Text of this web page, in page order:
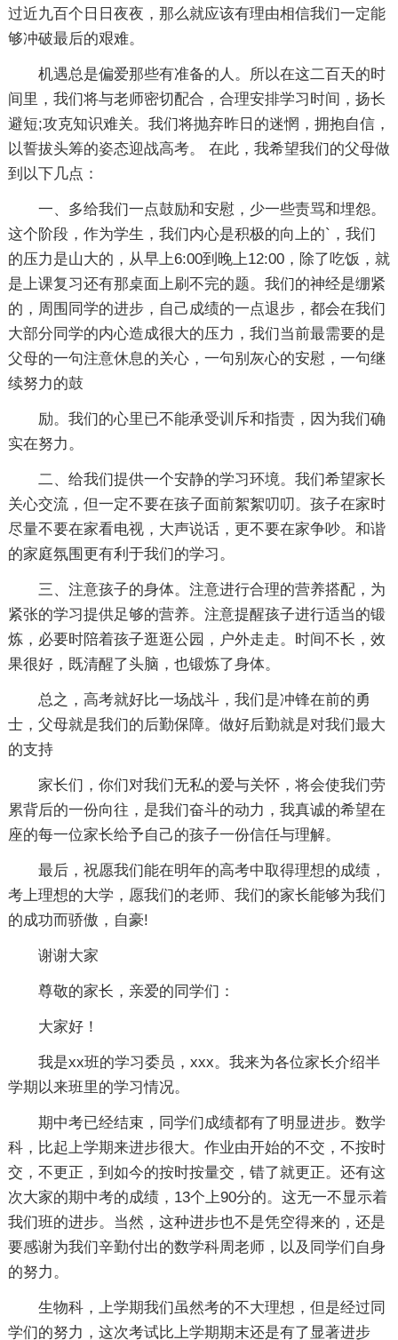
过近九百个日日夜夜，那么就应该有理由相信我们一定能
够冲破最后的艰难。
机遇总是偏爱那些有准备的人。所以在这二百天的时
间里，我们将与老师密切配合，合理安排学习时间，扬长
避短;攻克知识难关。我们将抛弃昨日的迷惘，拥抱自信，
以誓拔头筹的姿态迎战高考。 在此，我希望我们的父母做
到以下几点：
一、多给我们一点鼓励和安慰，少一些责骂和埋怨。
这个阶段，作为学生，我们内心是积极的向上的`，我们
的压力是山大的，从早上6:00到晚上12:00，除了吃饭，就
是上课复习还有那桌面上刷不完的题。我们的神经是绷紧
的，周围同学的进步，自己成绩的一点退步，都会在我们
大部分同学的内心造成很大的压力，我们当前最需要的是
父母的一句注意休息的关心，一句别灰心的安慰，一句继
续努力的鼓
励。我们的心里已不能承受训斥和指责，因为我们确
实在努力。
二、给我们提供一个安静的学习环境。我们希望家长
关心交流，但一定不要在孩子面前絮絮叨叨。孩子在家时
尽量不要在家看电视，大声说话，更不要在家争吵。和谐
的家庭氛围更有利于我们的学习。
三、注意孩子的身体。注意进行合理的营养搭配，为
紧张的学习提供足够的营养。注意提醒孩子进行适当的锻
炼，必要时陪着孩子逛逛公园，户外走走。时间不长，效
果很好，既清醒了头脑，也锻炼了身体。
总之，高考就好比一场战斗，我们是冲锋在前的勇
士，父母就是我们的后勤保障。做好后勤就是对我们最大
的支持
家长们，你们对我们无私的爱与关怀，将会使我们劳
累背后的一份向往，是我们奋斗的动力，我真诚的希望在
座的每一位家长给予自己的孩子一份信任与理解。
最后，祝愿我们能在明年的高考中取得理想的成绩，
考上理想的大学，愿我们的老师、我们的家长能够为我们
的成功而骄傲，自豪!
谢谢大家
尊敬的家长，亲爱的同学们：
大家好！
我是xx班的学习委员，xxx。我来为各位家长介绍半
学期以来班里的学习情况。
期中考已经结束，同学们成绩都有了明显进步。数学
科，比起上学期来进步很大。作业由开始的不交，不按时
交，不更正，到如今的按时按量交，错了就更正。还有这
次大家的期中考的成绩，13个上90分的。这无一不显示着
我们班的进步。当然，这种进步也不是凭空得来的，还是
要感谢为我们辛勤付出的数学科周老师，以及同学们自身
的努力。
生物科，上学期我们虽然考的不大理想，但是经过同
学们的努力，这次考试比上学期期末还是有了显著进步